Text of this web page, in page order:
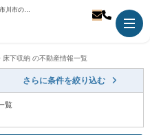
千葉県 市川市国分 床下収納 の不動産情報一覧｜市川市の不動産のことなら優和住宅
床下収納 の不動産情報一覧
さらに条件を絞り込む
覧